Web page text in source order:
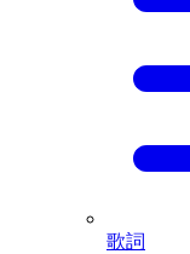
歌詞